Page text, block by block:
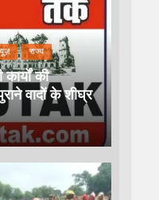
राज्य
की
वादों के शीघ्र